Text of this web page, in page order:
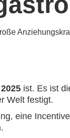
ist. Es ist
Welt festigt.
eine